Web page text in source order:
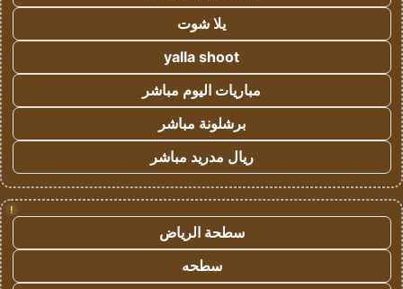
يلا شوت
yalla shoot
مباريات اليوم مباشر
برشلونة مباشر
ريال مدريد مباشر
!
سطحة الرياض
سطحه